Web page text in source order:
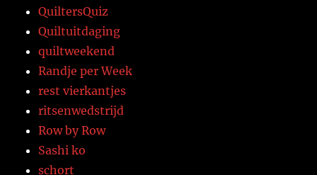
QuiltersQuiz
Quiltuitdaging
quiltweekend
Randje per Week
rest vierkantjes
ritsenwedstrijd
Row by Row
Sashi ko
schort